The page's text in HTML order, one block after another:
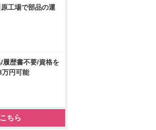
工場で部品の運
履歴書不要/資格を
万円可能
ちら